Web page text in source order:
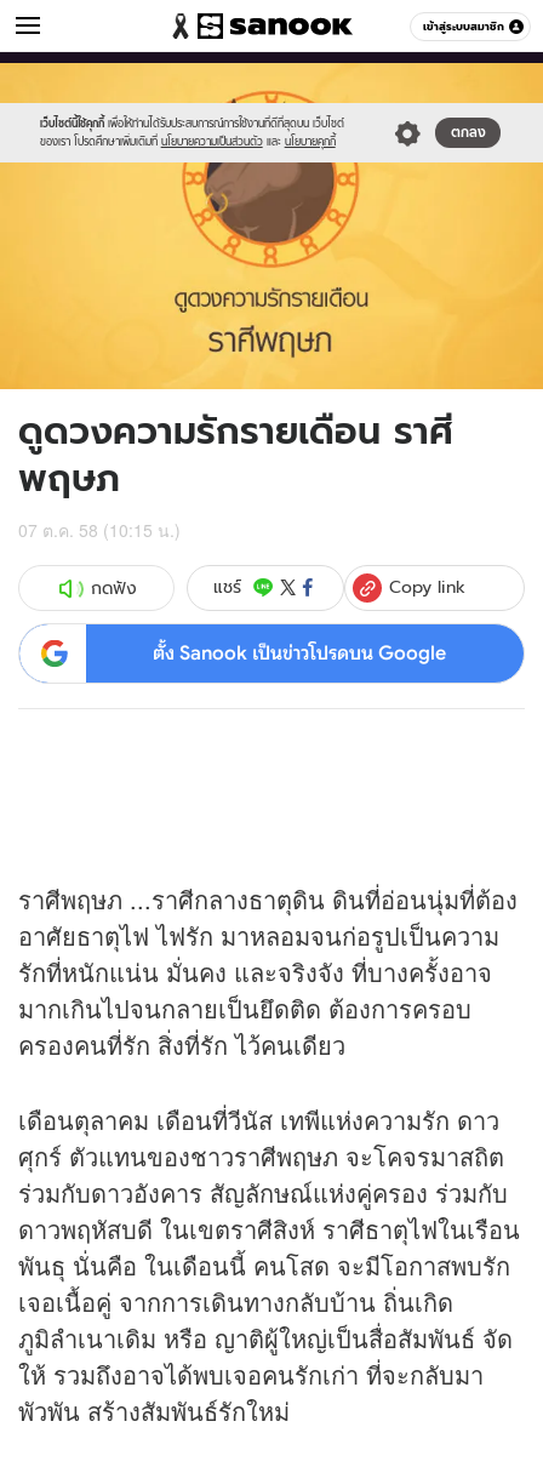
เข้าสู่ระบบสมาชิก
ดูดวง หมวดอื่นๆ
เว็บไซต์นี้ใช้คุกกี้ เพื่อให้ท่านได้รับประสบการณ์การใช้งานที่ดีที่สุดบน เว็บไซต์
ของเรา โปรดศึกษาเพิ่มเติมที่ นโยบายความเป็นส่วนตัว และ นโยบายคุกกี้
ตกลง
new-
sanook.png
ดูดวงความรักรายเดือน ราศี
พฤษภ
07 ต.ค. 58 (10:15 น.)
กดฟัง แชร์ Copy link
ตั้ง Sanook เป็นข่าวโปรดบน Google
ราศีพฤษภ ...ราศีกลางธาตุดิน ดินที่อ่อนนุ่มที่ต้อง
อาศัยธาตุไฟ ไฟรัก มาหลอมจนก่อรูปเป็นความ
รักที่หนักแน่น มั่นคง และจริงจัง ที่บางครั้งอาจ
มากเกินไปจนกลายเป็นยึดติด ต้องการครอบ
ครองคนที่รัก สิ่งที่รัก ไว้คนเดียว
เดือนตุลาคม เดือนที่วีนัส เทพีแห่งความรัก ดาว
ศุกร์ ตัวแทนของชาวราศีพฤษภ จะโคจรมาสถิต
ร่วมกับดาวอังคาร สัญลักษณ์แห่งคู่ครอง ร่วมกับ
ดาวพฤหัสบดี ในเขตราศีสิงห์ ราศีธาตุไฟในเรือน
พันธุ นั่นคือ ในเดือนนี้ คนโสด จะมีโอกาสพบรัก
เจอเนื้อคู่ จากการเดินทางกลับบ้าน ถิ่นเกิด
ภูมิลำเนาเดิม หรือ ญาติผู้ใหญ่เป็นสื่อสัมพันธ์ จัด
ให้ รวมถึงอาจได้พบเจอคนรักเก่า ที่จะกลับมา
พัวพัน สร้างสัมพันธ์รักใหม่